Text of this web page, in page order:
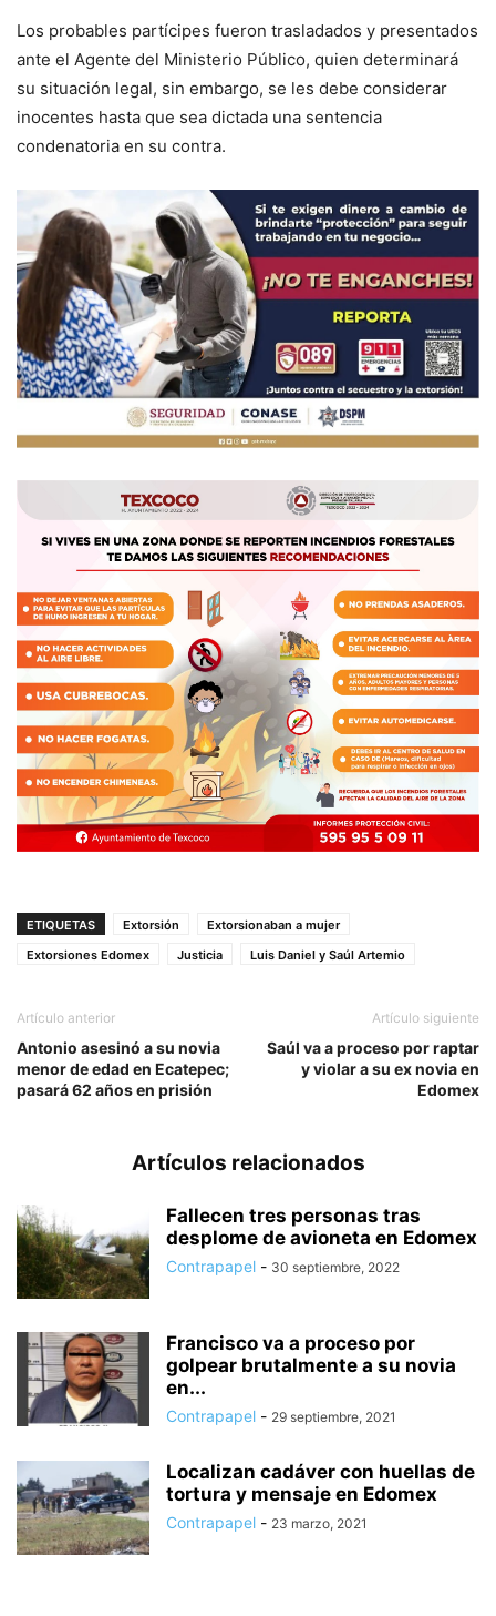
Los probables partícipes fueron trasladados y presentados
ante el Agente del Ministerio Público, quien determinará
su situación legal, sin embargo, se les debe considerar
inocentes hasta que sea dictada una sentencia
condenatoria en su contra.
ETIQUETAS Extorsión
Extorsionaban a mujer
Extorsiones Edomex
Justicia Luis Daniel y Saúl Artemio
Artículo anterior
Antonio asesinó a su novia
menor de edad en Ecatepec;
pasará 62 años en prisión
Artículo siguiente
Saúl va a proceso por raptar
y violar a su ex novia en
Edomex
Artículos relacionados
Fallecen tres personas tras
desplome de avioneta en Edomex
Contrapapel - 30 septiembre, 2022
Francisco va a proceso por
golpear brutalmente a su novia
en...
Contrapapel - 29 septiembre, 2021
Localizan cadáver con huellas de
tortura y mensaje en Edomex
Contrapapel - 23 marzo, 2021